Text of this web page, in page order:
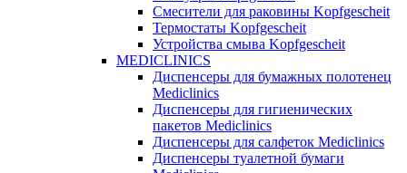
Смесители для раковины Kopfgescheit
Термостаты Kopfgescheit
Устройства смыва Kopfgescheit
MEDICLINICS
Диспенсеры для бумажных полотенец
Mediclinics
Диспенсеры для гигиенических
пакетов Mediclinics
Диспенсеры для салфеток Mediclinics
Диспенсеры туалетной бумаги